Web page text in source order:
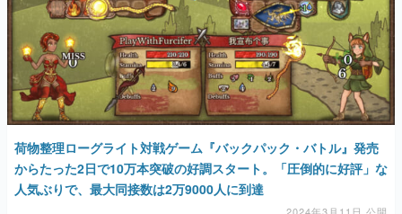
荷物整理ローグライト対戦ゲーム『バックパック・バトル』発売
からたった2日で10万本突破の好調スタート。「圧倒的に好評」な
人気ぶりで、最大同接数は2万9000人に到達